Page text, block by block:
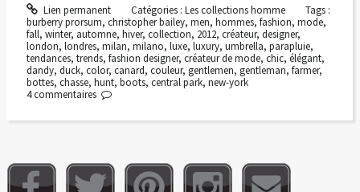
Lien permanent Catégories : Les collections homme
Tags :
burberry prorsum, christopher bailey, men, hommes, fashion, mode,
fall, winter, automne, hiver, collection, 2012, créateur, designer,
london, londres, milan, milano, luxe, luxury, umbrella, parapluie,
tendances, trends, fashion designer, créateur de mode, chic, élégant,
dandy, duck, color, canard, couleur, gentlemen, gentleman, farmer,
bottes, chasse, hunt, boots, central park, new-york
4 commentaires